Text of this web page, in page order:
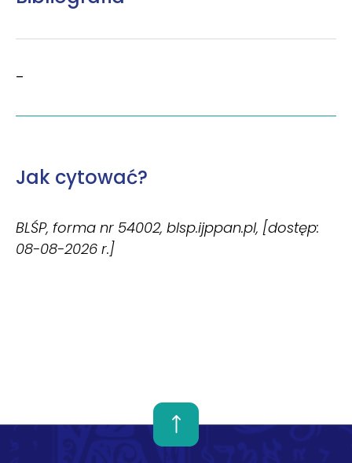
–
Jak cytować?
BLŚP, forma nr 54002, blsp.ijppan.pl, [dostęp:
08-08-2026 r.]